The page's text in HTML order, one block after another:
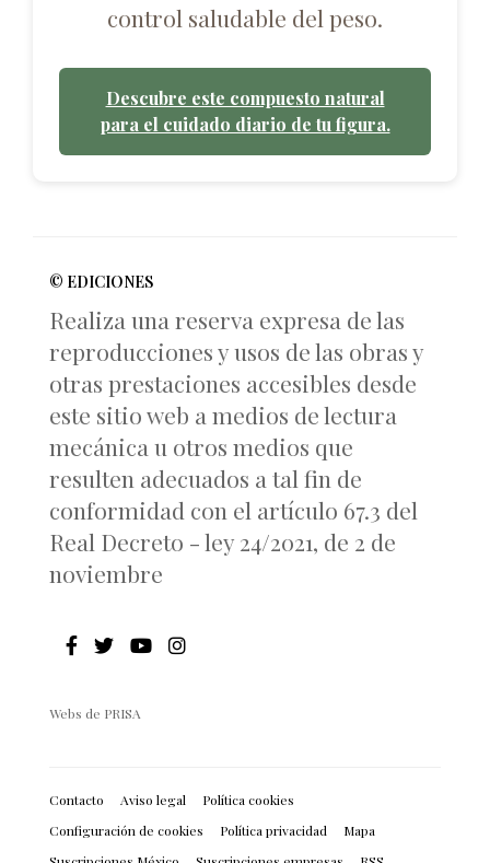
control saludable del peso.
Descubre este compuesto natural
para el cuidado diario de tu figura.
© EDICIONES
Realiza una reserva expresa de las
reproducciones y usos de las obras y
otras prestaciones accesibles desde
este sitio web a medios de lectura
mecánica u otros medios que
resulten adecuados a tal fin de
conformidad con el artículo 67.3 del
Real Decreto - ley 24/2021, de 2 de
noviembre
Webs de PRISA
Contacto Aviso legal
Política cookies
Configuración de cookies
Política privacidad
Mapa